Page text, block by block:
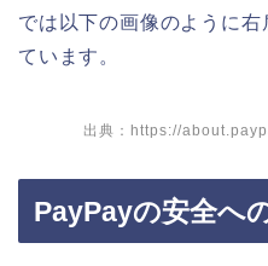
では以下の画像のように右
ています。
出典：https://
PayPayの安全へ